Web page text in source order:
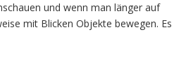
und wenn man länger auf
mit Blicken Objekte bewegen. Es